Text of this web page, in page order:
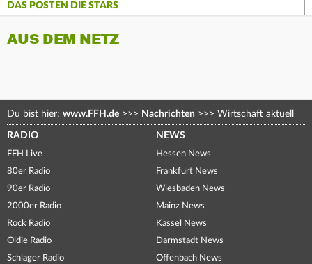
DAS POSTEN DIE STARS
AUS DEM NETZ
Du bist hier: www.FFH.de >>> Nachrichten >>> Wirtschaft aktuell
RADIO
FFH Live
80er Radio
90er Radio
2000er Radio
Rock Radio
Oldie Radio
Schlager Radio
NEWS
Hessen News
Frankfurt News
Wiesbaden News
Mainz News
Kassel News
Darmstadt News
Offenbach News